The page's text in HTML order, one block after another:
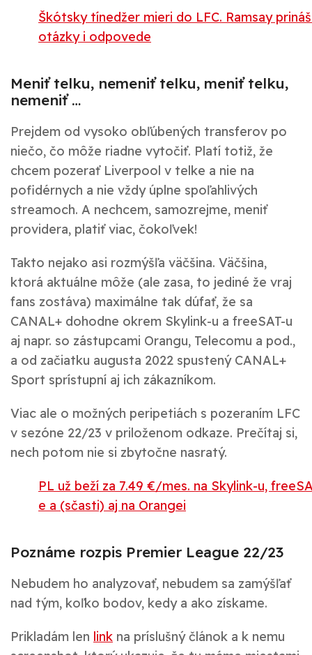
Škótsky tínedžer mieri do LFC. Ramsay
otázky i odpovede
Meniť telku, nemeniť telku, meniť telku,
nemeniť …
Prejdem od vysoko obľúbených transferov po
niečo, čo môže riadne vytočiť. Platí totiž, že
chcem pozerať Liverpool v telke a nie na
pofidérnych a nie vždy úplne spoľahlivých
streamoch. A nechcem, samozrejme, meniť
providera, platiť viac, čokoľvek!
Takto nejako asi rozmýšľa väčšina. Väčšina,
ktorá aktuálne môže (ale zasa, to jediné že vraj
fans zostáva) maximálne tak dúfať, že sa
CANAL+ dohodne okrem Skylink-u a freeSAT-u
aj napr. so zástupcami Orangu, Telecomu a pod.,
a od začiatku augusta 2022 spustený CANAL+
Sport sprístupní aj ich zákazníkom.
Viac ale o možných peripetiách s pozeraním LFC
v sezóne 22/23 v priloženom odkaze. Prečítaj si,
nech potom nie si zbytočne nasratý.
PL už beží za 7.49 €/mes. na Skylink-u,
e a (sčasti) aj na Orangei
Poznáme rozpis Premier League 22/23
Nebudem ho analyzovať, nebudem sa zamýšľať
nad tým, koľko bodov, kedy a ako získame.
Prikladám len link na príslušný článok a k nemu